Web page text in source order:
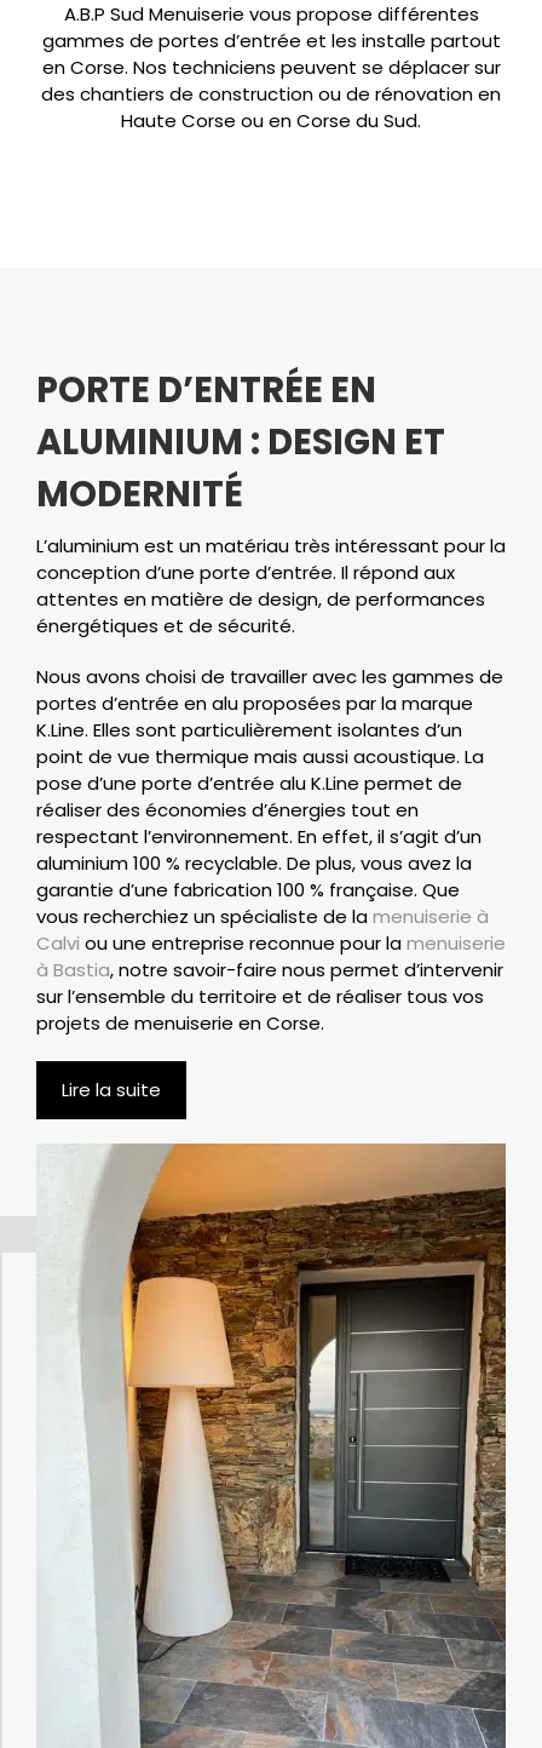
A.B.P Sud Menuiserie vous propose différentes
gammes de portes d’entrée et les installe partout
en Corse. Nos techniciens peuvent se déplacer sur
des chantiers de construction ou de rénovation en
Haute Corse ou en Corse du Sud.
PORTE D’ENTRÉE EN
ALUMINIUM : DESIGN ET
MODERNITÉ
L’aluminium est un matériau très intéressant pour la
conception d’une porte d’entrée. Il répond aux
attentes en matière de design, de performances
énergétiques et de sécurité.
Nous avons choisi de travailler avec les gammes de
portes d’entrée en alu proposées par la marque
K.Line. Elles sont particulièrement isolantes d’un
point de vue thermique mais aussi acoustique. La
pose d’une porte d’entrée alu K.Line permet de
réaliser des économies d’énergies tout en
respectant l’environnement. En effet, il s’agit d’un
aluminium 100 % recyclable. De plus, vous avez la
garantie d’une fabrication 100 % française. Que
vous recherchiez un spécialiste de lamenuiserie à
Calvi ou une entreprise reconnue pour lamenuiserie
à Bastia, notre savoir-faire nous permet d’intervenir
sur l’ensemble du territoire et de réaliser tous vos
projets de menuiserie en Corse.
Lire la suite